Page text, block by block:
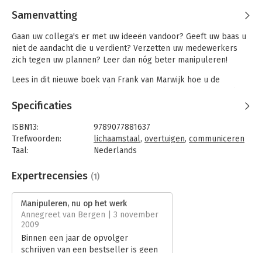
Samenvatting
Gaan uw collega's er met uw ideeën vandoor? Geeft uw baas u
niet de aandacht die u verdient? Verzetten uw medewerkers
zich tegen uw plannen? Leer dan nóg beter manipuleren!
Lees in dit nieuwe boek van Frank van Marwijk hoe u de
in de gaten hebben. Ontdek hoe u:
- uw ware drijfveren tactisch verhult;
- het middelpunt van de belangstelling wordt;
- groepen enthousiast maakt voor uw plannen;
- anderen van binnenuit motiveert.
Probeer anderen niet te overtuigen met woorden, maar laat uw
presentatie voor zich spreken. Na het succes van zijn
bestseller 'Manipuleren kun je leren' beschrijft
lichaamstaalexpert Frank van Marwijk nu hoe u collega's,
bazen en medewerkers subtiel naar uw hand kunt zetten.
Specificaties
ISBN13:
9789077881637
Trefwoorden:
lichaamstaal, overtuigen, communiceren
Taal:
Nederlands
Aantal pagina's:
176
Druk:
Verschijningsdatum:
31-10-2009
Hoofdrubriek: Persoonlijke effectiviteit
Expertrecensies (1)
Manipuleren, nu op het werk
Annegreet van Bergen | 3 november
2009
Binnen een jaar de opvolger
schrijven van een bestseller is geen